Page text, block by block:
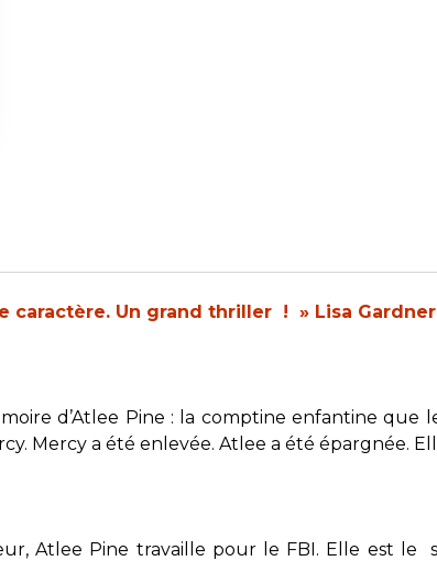
caractère. Un grand thriller ! » Lisa Gardner
d’Atlee Pine : la comptine enfantine que
Mercy a été enlevée. Atlee a été épargnée.
Atlee Pine travaille pour le FBI. Elle est